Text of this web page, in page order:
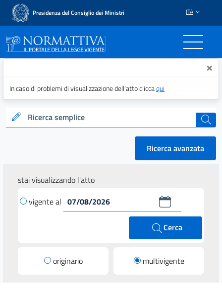
Presidenza del Consiglio dei Ministri ITA
Normattiva - Il portale ×
In caso di problemi di visualizzazione dell’atto cliccaqui
Ricerca semplice cerca
Ricerca avanzata
stai visualizzando l'atto
vigente al
Cerca
originario multivigente